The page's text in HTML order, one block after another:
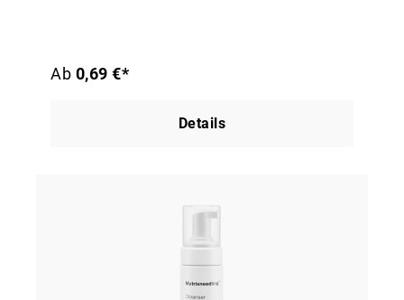
Ab 0,69 €*
Details